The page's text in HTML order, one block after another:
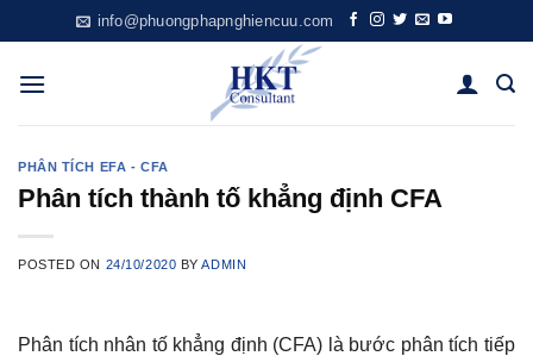
to
content
info@phuongphapnghiencuu.com
PHÂN TÍCH EFA - CFA
Phân tích thành tố khẳng định CFA
POSTED ON 24/10/2020 BYADMIN
Phân tích nhân tố khẳng định (CFA) là bước phân tích tiếp